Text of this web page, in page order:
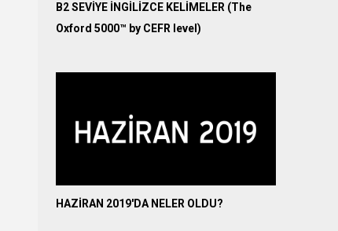
B2 SEVİYE İNGİLİZCE KELİMELER (The
Oxford 5000™ by CEFR level)
HAZİRAN 2019'DA NELER OLDU?